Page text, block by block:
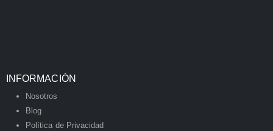
INFORMACIÓN
Nosotros
Blog
Política de Privacidad